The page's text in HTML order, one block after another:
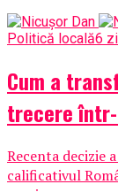
Politică locală6
Cum a
trecere
Recenta decizie
calificativul